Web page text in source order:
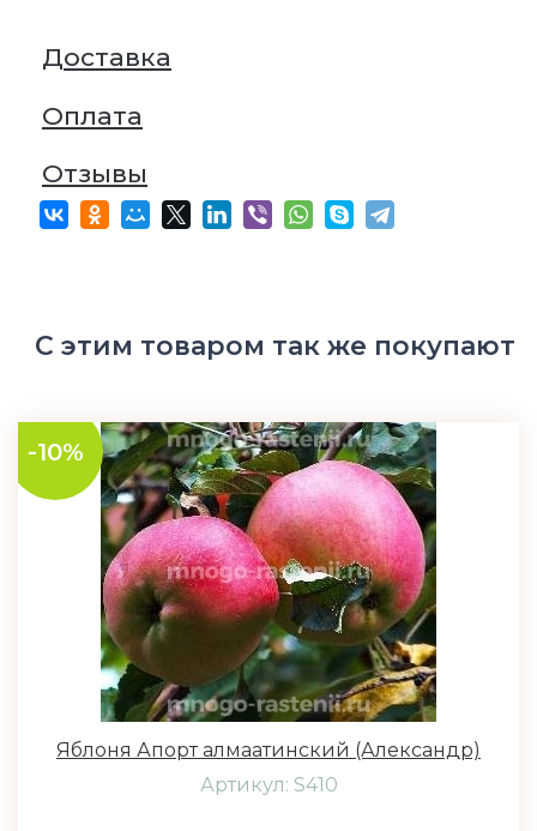
Доставка
Оплата
Отзывы
С этим товаром так же покупают
-10%
Яблоня Апорт алмаатинский (Александр)
Артикул: S410